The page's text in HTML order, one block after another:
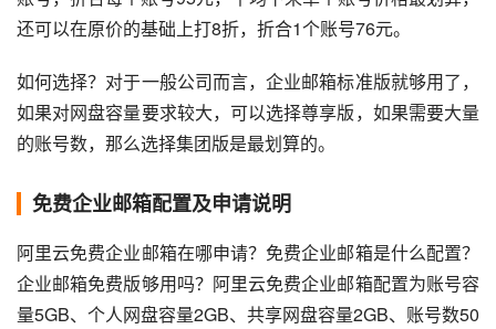
还可以在原价的基础上打8折，折合1个账号76元。
如何选择？对于一般公司而言，企业邮箱标准版就够用了，
如果对网盘容量要求较大，可以选择尊享版，如果需要大量
的账号数，那么选择集团版是最划算的。
免费企业邮箱配置及申请说明
阿里云免费企业邮箱在哪申请？免费企业邮箱是什么配置？
企业邮箱免费版够用吗？阿里云免费企业邮箱配置为账号容
量5GB、个人网盘容量2GB、共享网盘容量2GB、账号数50